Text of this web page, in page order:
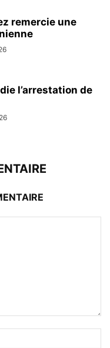
remercie une
l’arrestation de